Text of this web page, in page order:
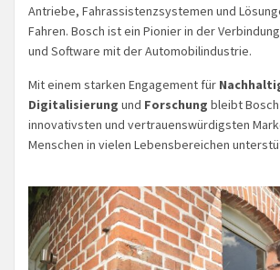
Antriebe, Fahrassistenzsystemen und
Fahren. Bosch ist ein Pionier in der
und Software mit der Automobilindustrie.
Mit einem starken Engagement für
Digitalisierung und Forschung bleibt
innovativsten und vertrauenswürdigsten
Menschen in vielen Lebensbereichen